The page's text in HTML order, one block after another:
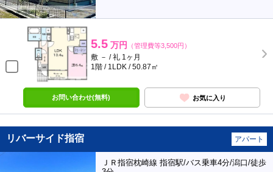
5.5 万円 （管理費等3,500円）
敷 － / 礼 1ヶ月
1階 / 1LDK / 50.87㎡
お問い合わせ(無料) お気に入り
リバーサイド指宿 アパート
ＪＲ指宿枕崎線 指宿駅/バス乗車4分/潟口/徒歩